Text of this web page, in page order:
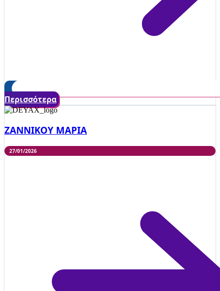
Περισσότερα
ΖΑΝΝΙΚΟΥ ΜΑΡΙΑ
27/01/2026